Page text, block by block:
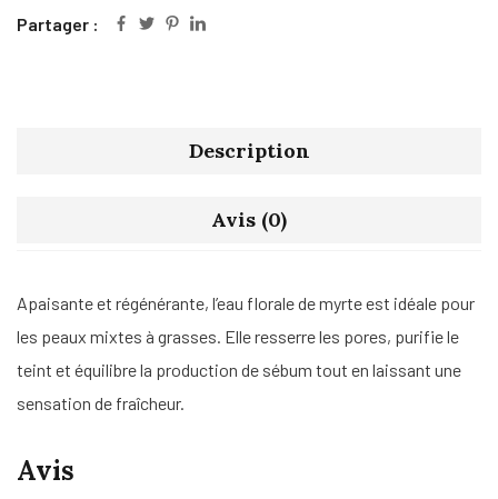
Partager :
Description
Avis (0)
Apaisante et régénérante, l’eau florale de myrte est idéale pour
les peaux mixtes à grasses. Elle resserre les pores, purifie le
teint et équilibre la production de sébum tout en laissant une
sensation de fraîcheur.
Avis